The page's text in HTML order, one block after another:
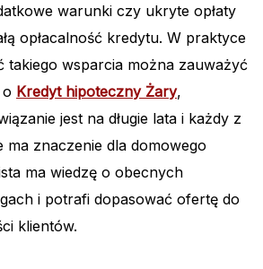
warunki czy ukryte opłaty
opłacalność kredytu. W praktyce
takiego wsparcia można zauważyć
Kredyt hipoteczny Żary,
jest na długie lata i każdy z
ma znaczenie dla domowego
ma wiedzę o obecnych
i potrafi dopasować ofertę do
klientów.